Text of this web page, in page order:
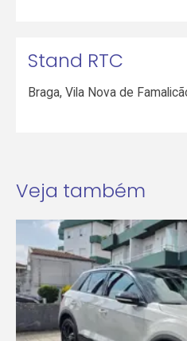
Stand RTC
Braga,Vila Nova de
Veja também